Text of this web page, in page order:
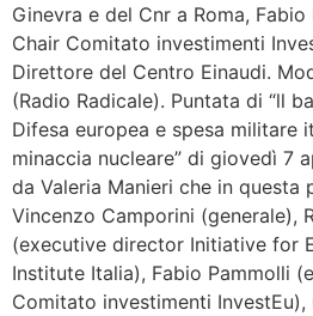
Ginevra e del Cnr a Roma,
Chair Comitato investimenti
Direttore del Centro Einaudi.
(Radio Radicale). Puntata di “ll
Difesa europea e spesa militare
minaccia nucleare” di giovedì 7
da Valeria Manieri che in questa
Vincenzo Camporini (generale),
(executive director Initiative for
Institute Italia), Fabio Pammolli
Comitato investimenti InvestEu),